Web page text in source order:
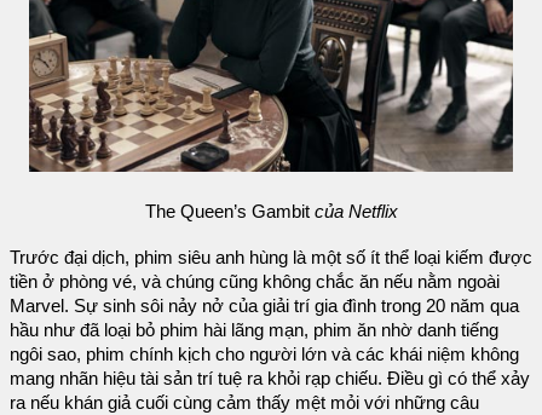
The Queen’s Gambit của Netflix
Trước đại dịch, phim siêu anh hùng là một số ít thể loại kiếm được
tiền ở phòng vé, và chúng cũng không chắc ăn nếu nằm ngoài
Marvel. Sự sinh sôi nảy nở của giải trí gia đình trong 20 năm qua
hầu như đã loại bỏ phim hài lãng mạn, phim ăn nhờ danh tiếng
ngôi sao, phim chính kịch cho người lớn và các khái niệm không
mang nhãn hiệu tài sản trí tuệ ra khỏi rạp chiếu. Điều gì có thể xảy
ra nếu khán giả cuối cùng cảm thấy mệt mỏi với những câu